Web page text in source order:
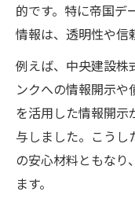
的です。特に帝国デ
情報は、透明性や信
例えば、中央建設株
ンクへの情報開示や
を活用した情報開示
与しました。こうし
の安心材料ともなり
ます。